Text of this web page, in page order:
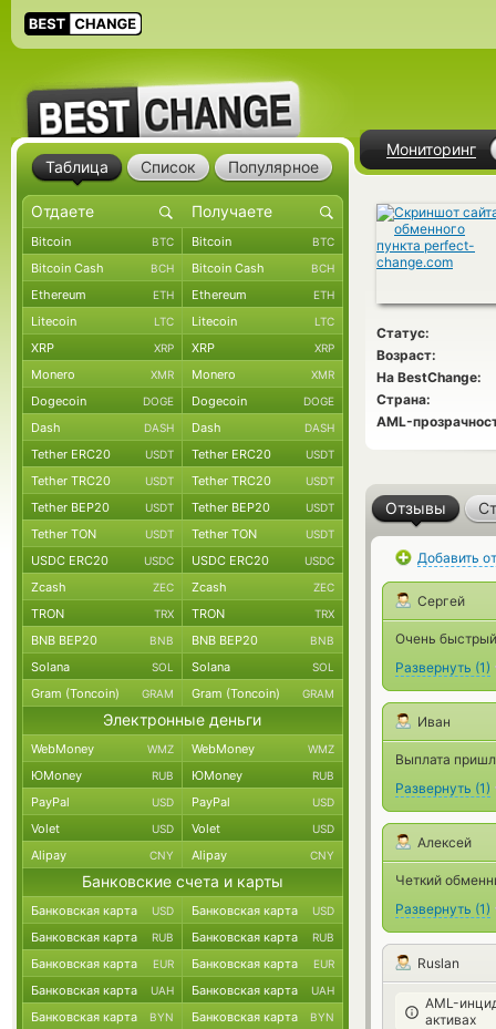
Мониторинг
Статус:
Возраст:
На BestChange:
Страна:
AML-
Отзывы
Добавить
Сергей
Очень
Развернуть (1)
Иван
Выплата
Развернуть (1)
Алексей
Четкий
Развернуть (1)
Ruslan
AML-
активах
Таблица Список Популярное
Bitcoin BTC Bitcoin BTC
Bitcoin Cash BCH Bitcoin Cash BCH
Ethereum ETH Ethereum ETH
Litecoin LTC Litecoin LTC
XRP XRP XRP XRP
Monero XMR Monero XMR
Dogecoin DOGE Dogecoin DOGE
Dash DASH Dash DASH
Tether ERC20 USDT Tether ERC20 USDT
Tether TRC20 USDT Tether TRC20 USDT
Tether BEP20 USDT Tether BEP20 USDT
Tether TON USDT Tether TON USDT
USDC ERC20 USDC USDC ERC20 USDC
Zcash ZEC Zcash ZEC
TRON TRX TRON TRX
BNB BEP20 BNB BNB BEP20 BNB
Solana SOL Solana SOL
Gram (Toncoin) GRAM Gram (Toncoin) GRAM
Электронные деньги
WebMoney WMZ WebMoney WMZ
ЮMoney RUB ЮMoney RUB
PayPal USD PayPal USD
Volet USD Volet USD
Alipay CNY Alipay CNY
Банковские счета и карты
Банковская карта USD Банковская карта USD
Банковская карта RUB Банковская карта RUB
Банковская карта EUR Банковская карта EUR
Банковская карта UAH Банковская карта UAH
Банковская карта BYN Банковская карта BYN